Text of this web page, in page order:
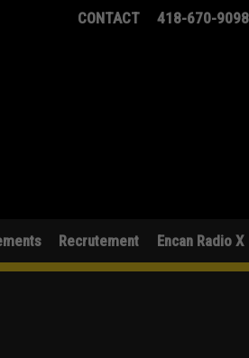
CONTACT 418-670-9098
Recrutement Encan Radio X